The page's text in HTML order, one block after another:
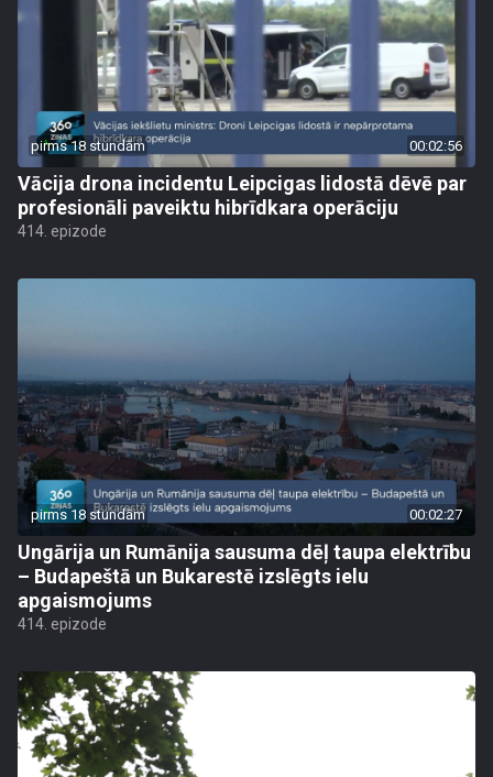
pirms 18 stundām 00:02:56
Vācija drona incidentu Leipcigas lidostā dēvē par
profesionāli paveiktu hibrīdkara operāciju
414. epizode
pirms 18 stundām 00:02:27
Ungārija un Rumānija sausuma dēļ taupa elektrību
– Budapeštā un Bukarestē izslēgts ielu
apgaismojums
414. epizode